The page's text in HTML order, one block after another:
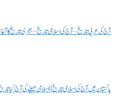
آج کی عربی تاریخ – آج کی اسلامی تاریخ – ہجری تاریخ کا
پاکستان میں آج کی اسلامی تاریخ || اسلامی مہینے کی آج کیا